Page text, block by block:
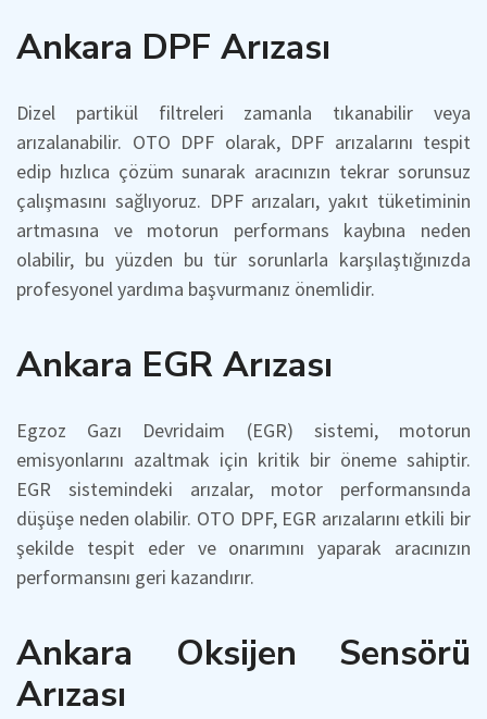
Ankara DPF Arızası
Dizel partikül filtreleri zamanla tıkanabilir veya
arızalanabilir. OTO DPF olarak, DPF arızalarını tespit
edip hızlıca çözüm sunarak aracınızın tekrar sorunsuz
çalışmasını sağlıyoruz. DPF arızaları, yakıt tüketiminin
artmasına ve motorun performans kaybına neden
olabilir, bu yüzden bu tür sorunlarla karşılaştığınızda
profesyonel yardıma başvurmanız önemlidir.
Ankara EGR Arızası
Egzoz Gazı Devridaim (EGR) sistemi, motorun
emisyonlarını azaltmak için kritik bir öneme sahiptir.
EGR sistemindeki arızalar, motor performansında
düşüşe neden olabilir. OTO DPF, EGR arızalarını etkili bir
şekilde tespit eder ve onarımını yaparak aracınızın
performansını geri kazandırır.
Ankara Oksijen Sensörü
Arızası